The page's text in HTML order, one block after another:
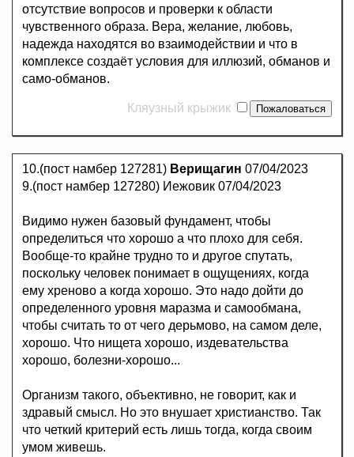
отсутствие вопросов и проверки к области
чувственного образа. Вера, желание, любовь,
надежда находятся во взаимодействии и что в
комплексе создаёт условия для иллюзий, обманов и
само-обманов.
Кляузный крыжик
10.(пост намбер 127281) Верищагин 07/04/2023
9.(пост намбер 127280) Иежовик 07/04/2023
Видимо нужен базовый фундамент, чтобы
определиться что хорошо а что плохо для себя.
Вообще-то крайне трудно то и другое спутать,
поскольку человек понимает в ощущениях, когда
ему хреново а когда хорошо. Это надо дойти до
определенного уровня маразма и самообмана,
чтобы считать то от чего дерьмово, на самом деле,
хорошо. Что нищета хорошо, издевательства
хорошо, болезни-хорошо...
Организм такого, объективно, не говорит, как и
здравый смысл. Но это внушает христианство. Так
что четкий критерий есть лишь тогда, когда своим
умом живешь.